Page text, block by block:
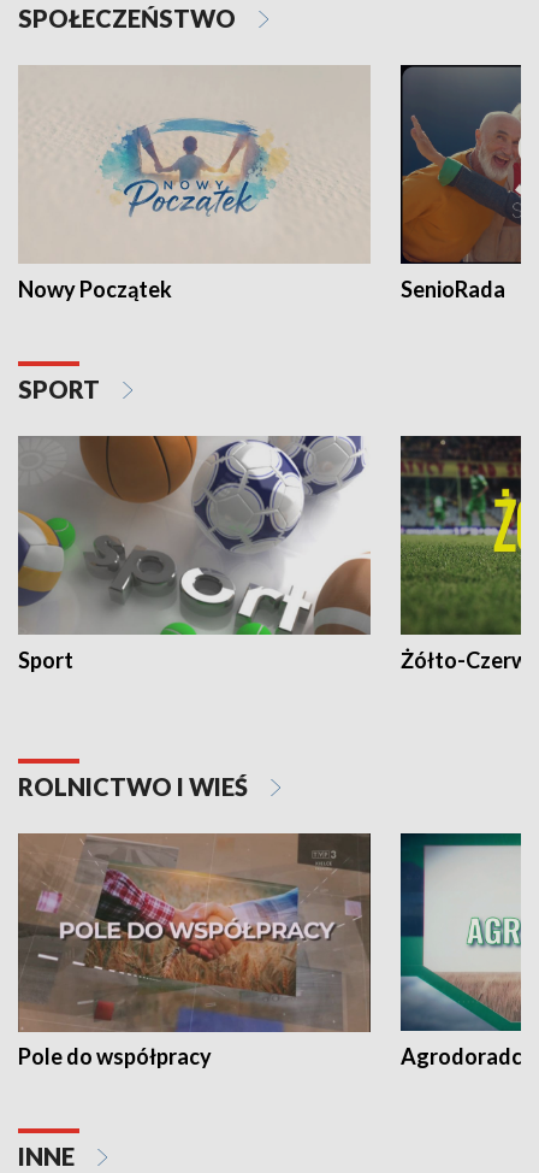
SPOŁECZEŃSTWO
Nowy Początek SenioRada
SPORT
Sport Żółto-
ROLNICTWO I WIEŚ
Pole do współpracy Agrodoradcy
INNE